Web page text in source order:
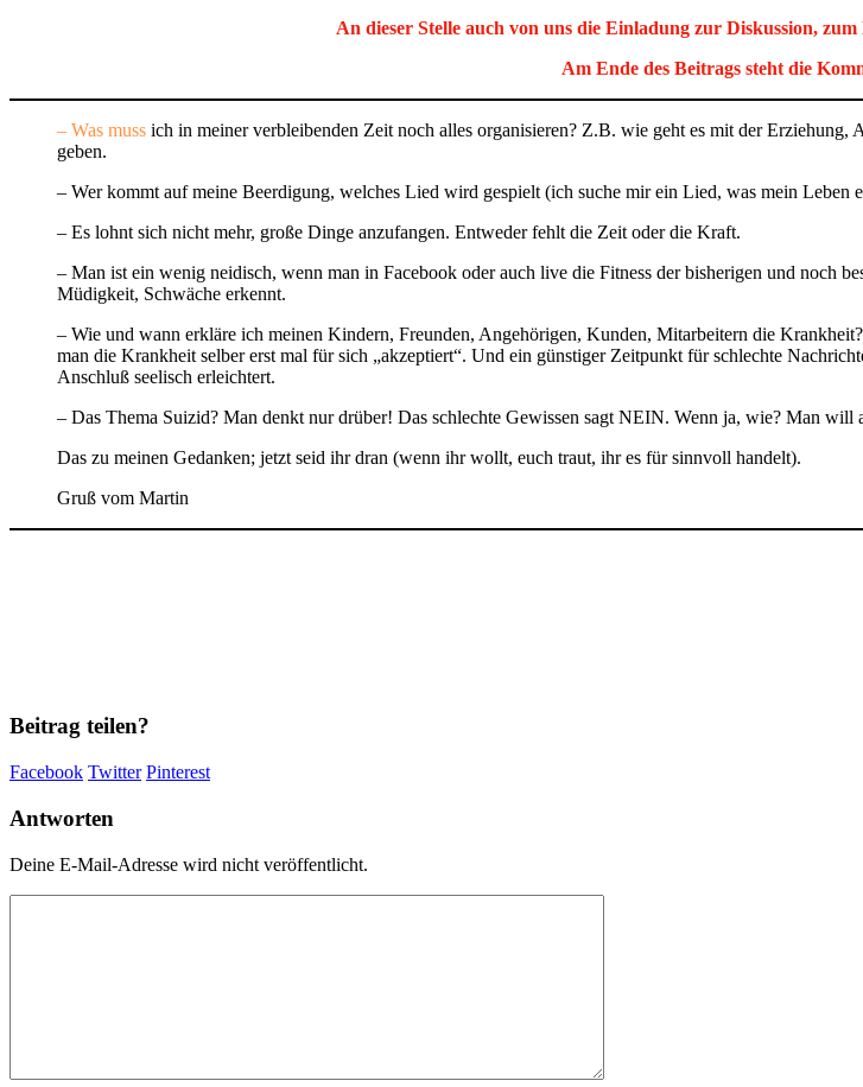
An dieser Stelle auch von uns die Einladung zur Diskussion,
Am Ende des Beitrags steht die
– Was muss ich in meiner verbleibenden Zeit noch alles organisieren? Z.B. wie geht es mit der
geben.
– Wer kommt auf meine Beerdigung, welches Lied wird gespielt (ich suche mir ein Lied, was mein Leben
– Es lohnt sich nicht mehr, große Dinge anzufangen. Entweder fehlt die Zeit oder die Kraft.
– Man ist ein wenig neidisch, wenn man in Facebook oder auch live die Fitness der bisherigen und noch
Müdigkeit, Schwäche erkennt.
– Wie und wann erkläre ich meinen Kindern, Freunden, Angehörigen, Kunden, Mitarbeitern die
man die Krankheit selber erst mal für sich „akzeptiert“. Und ein günstiger Zeitpunkt für schlechte
Anschluß seelisch erleichtert.
– Das Thema Suizid? Man denkt nur drüber! Das schlechte Gewissen sagt NEIN. Wenn ja, wie? Man will
Das zu meinen Gedanken; jetzt seid ihr dran (wenn ihr wollt, euch traut, ihr es für sinnvoll handelt).
Gruß vom Martin
Beitrag teilen?
Facebook Twitter Pinterest
Antworten
Deine E-Mail-Adresse wird nicht veröffentlicht.